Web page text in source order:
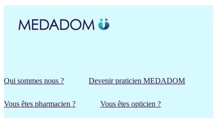
Qui sommes nous ? Devenir praticien MEDADOM
Vous êtes pharmacien ? Vous êtes opticien ?